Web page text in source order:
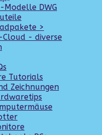
Modelle DWG
>
Cloud - diverse
Tutorials
Zeichnungen